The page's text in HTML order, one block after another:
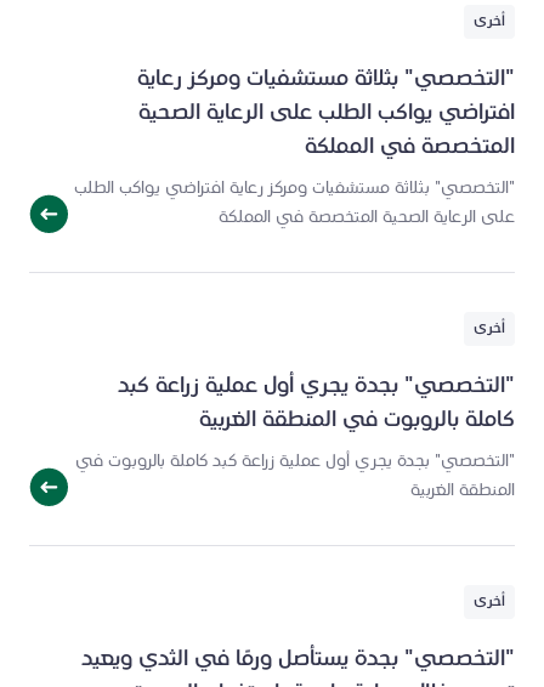
أخرى
"التخصصي" بثلاثة مستشفيات ومركز رعاية
افتراضي يواكب الطلب على الرعاية الصحية
المتخصصة في المملكة
"التخصصي" بثلاثة مستشفيات ومركز رعاية افتراضي يواكب الطلب
على الرعاية الصحية المتخصصة في المملكة
أخرى
"التخصصي" بجدة يجري أول عملية زراعة كبد
كاملة بالروبوت في المنطقة الغربية
"التخصصي" بجدة يجري أول عملية زراعة كبد كاملة بالروبوت في
المنطقة الغربية
أخرى
"التخصصي" بجدة يستأصل ورمًا في الثدي ويعيد